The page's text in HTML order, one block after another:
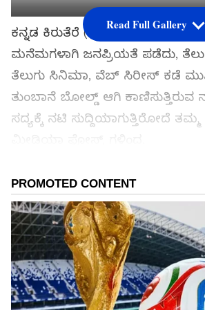
ಕನ್ನಡ ಕಿರುತೆರೆ (Kannada Serials)
ಮನೆಮಗಳಾಗಿ ಜನಪ್ರಿಯತೆ ಪಡೆದು,
ತೆಲುಗು ಸಿನಿಮಾ, ವೆಬ್ ಸಿರೀಸ್ ಕಡೆ
ತುಂಬಾನೆ ಬೋಲ್ಡ್ ಆಗಿ ಕಾಣಿಸುತ್ತಿರುವ
ಸದ್ಯಕ್ಕೆ ನಟಿ ಸುದ್ದಿಯಾಗುತ್ತಿರೋದೆ
ಸಮಗ್ರ ಸುದ್ದಿ ಮೂಲವನ್ನಾಗಿ asianet
ಆಯ್ಕೆ ಮಾಡಿಕೊಳ್ಳಿ
Read Full Gallery